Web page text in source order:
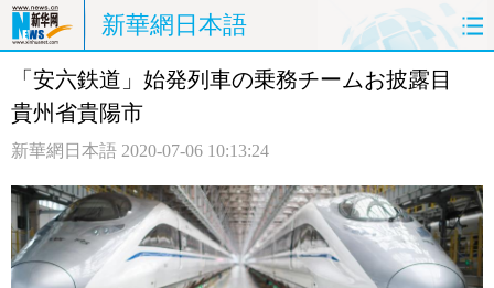
新華網日本語
ホームページ 政治 経済
観光 評論 写真
中日対訳
「安六鉄道」始発列車の乗務チームお披露目
貴州省貴陽市
新華網日本語 2020-07-06 10:13:24